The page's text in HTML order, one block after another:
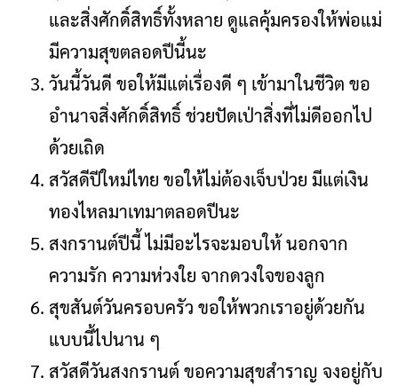
และสิ่งศักดิ์สิทธิ์ทั้งหลาย ดูแลคุ้มครองให้พ่อแม่
มีความสุขตลอดปีนี้นะ
วันนี้วันดี ขอให้มีแต่เรื่องดี ๆ เข้ามาในชีวิต ขอ
อำนาจสิ่งศักดิ์สิทธิ์ ช่วยปัดเป่าสิ่งที่ไม่ดีออกไป
ด้วยเถิด
สวัสดีปีใหม่ไทย ขอให้ไม่ต้องเจ็บป่วย มีแต่เงิน
ทองไหลมาเทมาตลอดปีนะ
สงกรานต์ปีนี้ ไม่มีอะไรจะมอบให้ นอกจาก
ความรัก ความห่วงใย จากดวงใจของลูก
สุขสันต์วันครอบครัว ขอให้พวกเราอยู่ด้วยกัน
แบบนี้ไปนาน ๆ
สวัสดีวันสงกรานต์ ขอความสุขสำราญ จงอยู่กับ